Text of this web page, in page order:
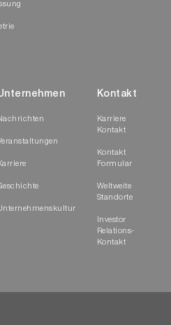
Kontakt
Karriere
Kontakt
Kontakt
Formular
Weltweite
Standorte
Investor
Relations-
Kontakt